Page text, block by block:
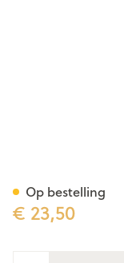
€ 23,50
Op bestelling